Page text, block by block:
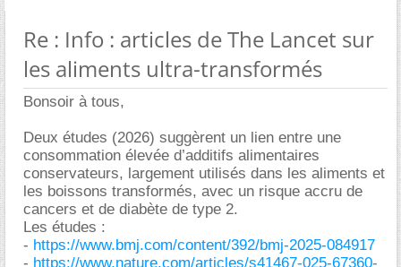
Re : Info : articles de The Lancet sur
les aliments ultra-transformés
Bonsoir à tous,
Deux études (2026) suggèrent un lien entre une
consommation élevée d’additifs alimentaires
conservateurs, largement utilisés dans les aliments et
les boissons transformés, avec un risque accru de
cancers et de diabète de type 2.
Les études :
- https://www.bmj.com/content/392/bmj-2025-084917
- https://www.nature.com/articles/s41467-025-67360-